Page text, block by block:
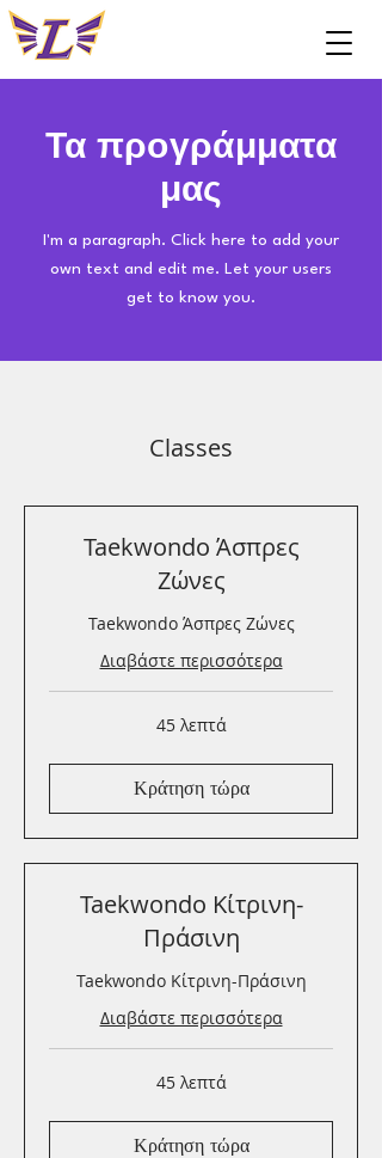
Τα προγράμματα
μας
I'm a paragraph. Click here to add your
own text and edit me. Let your users
get to know you.
Classes
Taekwondo Άσπρες
Ζώνες
Taekwondo Άσπρες Ζώνες
Διαβάστε περισσότερα
45 λεπτά
Κράτηση τώρα
Taekwondo Κίτρινη-
Πράσινη
Taekwondo Κίτρινη-Πράσινη
Διαβάστε περισσότερα
45 λεπτά
Κράτηση τώρα